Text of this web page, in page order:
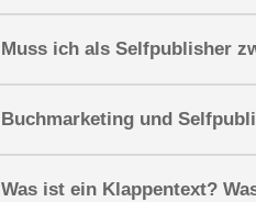
Muss ich als Selfpublisher
Buchmarketing und
Was ist ein Klappentext?